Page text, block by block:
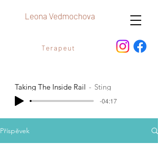
Leona Vedmochova
Terapeut
Taking The Inside Rail Sting
-04:17
Příspěvek